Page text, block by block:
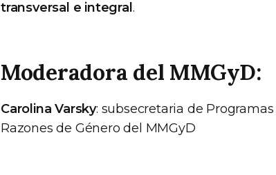
transversal e integral .
Moderadora del MMGyD:
Carolina Varsky: subsecretaria de
Razones de Género del MMGyD